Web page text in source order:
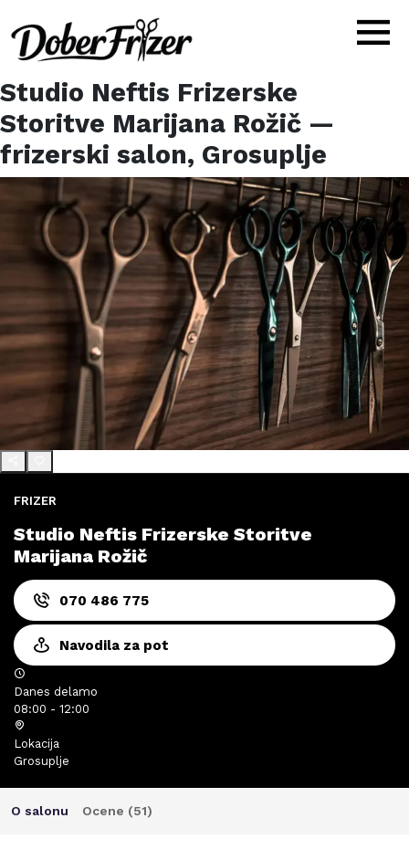
Studio Neftis Frizerske
Storitve Marijana Rožič —
frizerski salon, Grosuplje
FRIZER
Studio Neftis Frizerske Storitve
Marijana Rožič
070 486 775
Navodila za pot
Danes delamo
08:00 - 12:00
Lokacija
Grosuplje
O salonu Ocene (51)